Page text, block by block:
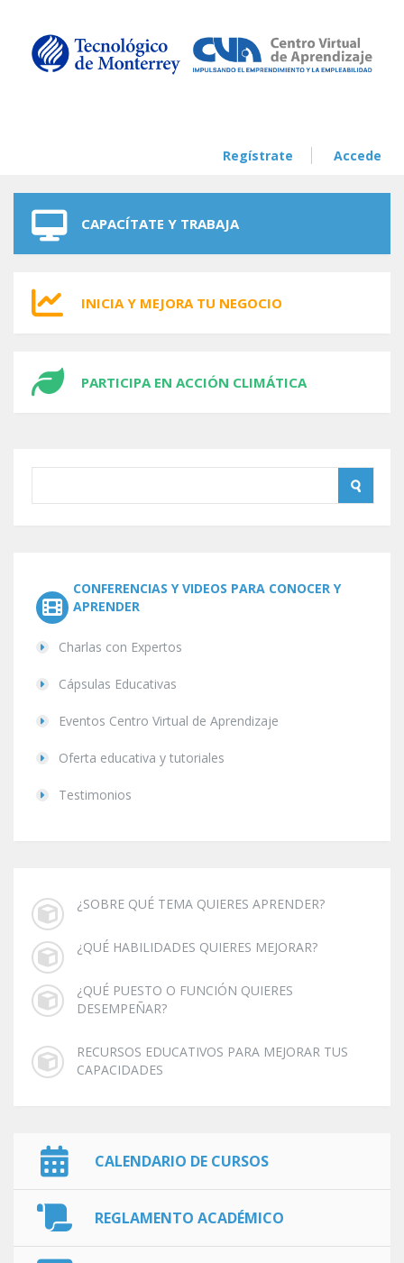
Regístrate Accede
CAPACÍTATE Y TRABAJA
INICIA Y MEJORA TU NEGOCIO
PARTICIPA EN ACCIÓN CLIMÁTICA
CONFERENCIAS Y VIDEOS PARA CONOCER Y
APRENDER
Charlas con Expertos
Cápsulas Educativas
Eventos Centro Virtual de Aprendizaje
Oferta educativa y tutoriales
Testimonios
¿SOBRE QUÉ TEMA QUIERES APRENDER?
¿QUÉ HABILIDADES QUIERES MEJORAR?
¿QUÉ PUESTO O FUNCIÓN QUIERES
DESEMPEÑAR?
RECURSOS EDUCATIVOS PARA MEJORAR TUS
CAPACIDADES
CALENDARIO DE CURSOS
REGLAMENTO ACADÉMICO